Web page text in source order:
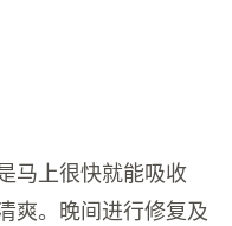
马上很快就能吸收
爽。晚间进行修复及